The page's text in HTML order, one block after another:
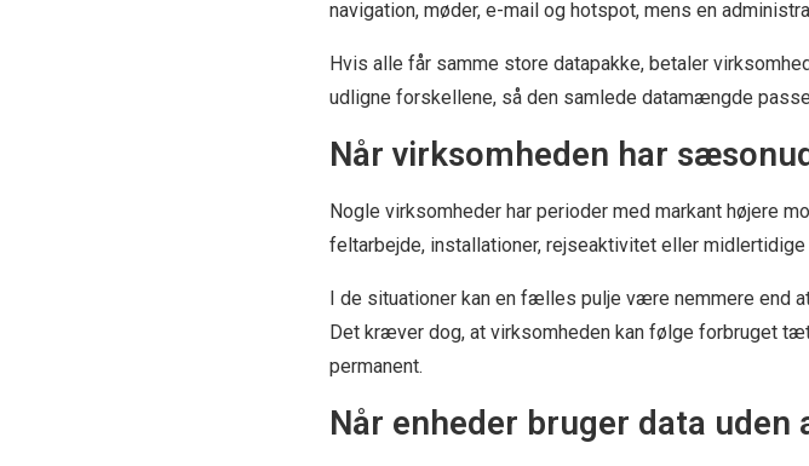
navigation, møder, e-mail og hotspot, mens en
Hvis alle får samme store datapakke, betaler
udligne forskellene, så den samlede datamængde
Når virksomheden har
Nogle virksomheder har perioder med markant højere
feltarbejde, installationer, rejseaktivitet eller midlertidige
I de situationer kan en fælles pulje være nemmere end
Det kræver dog, at virksomheden kan følge forbruget
permanent.
Når enheder bruger data